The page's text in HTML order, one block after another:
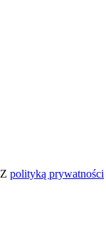
polityką prywatności